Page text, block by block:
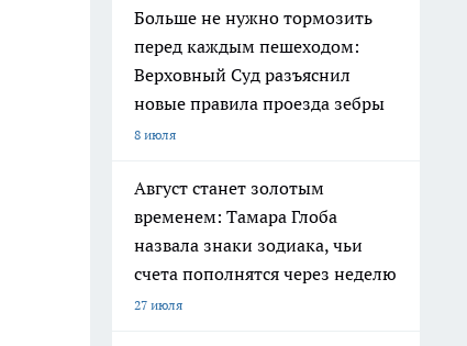
Больше не нужно тормозить
перед каждым пешеходом:
Верховный Суд разъяснил
новые правила проезда зебры
8 июля
Август станет золотым
временем: Тамара Глоба
назвала знаки зодиака, чьи
счета пополнятся через неделю
27 июля